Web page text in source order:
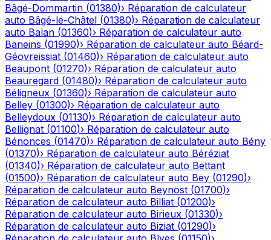
Bâgé-Dommartin (01380)› Réparation de calculateur
auto Bâgé-le-Châtel (01380)› Réparation de calculateur
auto Balan (01360)› Réparation de calculateur auto
Baneins (01990)› Réparation de calculateur auto Béard-
Géovreissiat (01460)› Réparation de calculateur auto
Beaupont (01270)› Réparation de calculateur auto
Beauregard (01480)› Réparation de calculateur auto
Béligneux (01360)› Réparation de calculateur auto
Belley (01300)› Réparation de calculateur auto
Belleydoux (01130)› Réparation de calculateur auto
Bellignat (01100)› Réparation de calculateur auto
Bénonces (01470)› Réparation de calculateur auto Bény
(01370)› Réparation de calculateur auto Béréziat
(01340)› Réparation de calculateur auto Bettant
(01500)› Réparation de calculateur auto Bey (01290)›
Réparation de calculateur auto Beynost (01700)›
Réparation de calculateur auto Billiat (01200)›
Réparation de calculateur auto Birieux (01330)›
Réparation de calculateur auto Biziat (01290)›